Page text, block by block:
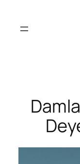
دانلود آهنگ جدید Damla